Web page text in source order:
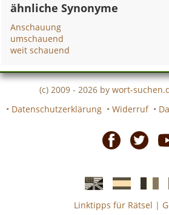
ähnliche Synonyme
Anschauung
umschauend
weit schauend
(c) 2009 - 2026 by wort-
• Datenschutzerklärung • Widerruf •
EnglischeSpanische
Linktipps für Rätsel |